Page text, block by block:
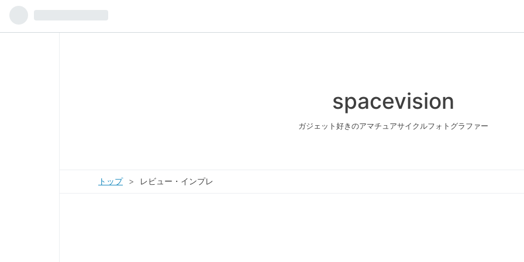
spacevision
ガジェット好きのアマチュアサイクルフォトグラファー
トップ > レビュー・インプレ